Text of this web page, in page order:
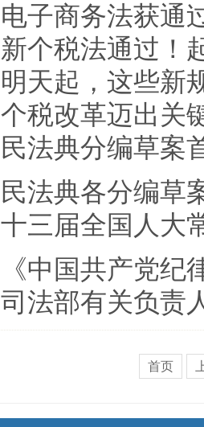
电子商务法获通
新个税法通过！
明天起，这些新
个税改革迈出关
民法典分编草案
民法典各分编草
十三届全国人大
《中国共产党纪
司法部有关负责
首页